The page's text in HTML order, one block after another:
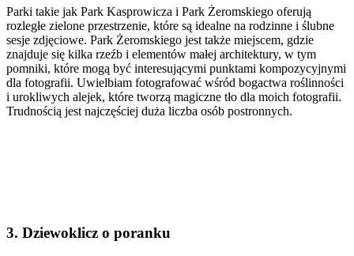
Parki takie jak Park Kasprowicza i Park Żeromskiego oferują
rozległe zielone przestrzenie, które są idealne na rodzinne i ślubne
sesje zdjęciowe. Park Żeromskiego jest także miejscem, gdzie
znajduje się kilka rzeźb i elementów małej architektury, w tym
pomniki, które mogą być interesującymi punktami kompozycyjnymi
dla fotografii. Uwielbiam fotografować wśród bogactwa roślinności
i urokliwych alejek, które tworzą magiczne tło dla moich fotografii.
Trudnością jest najczęściej duża liczba osób postronnych.
3. Dziewoklicz o poranku